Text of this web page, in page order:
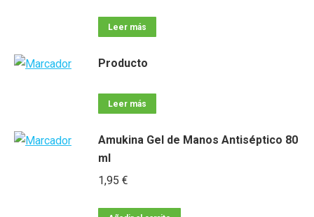
Leer más
Producto
Leer más
Amukina Gel de Manos Antiséptico 80
ml
1,95 €